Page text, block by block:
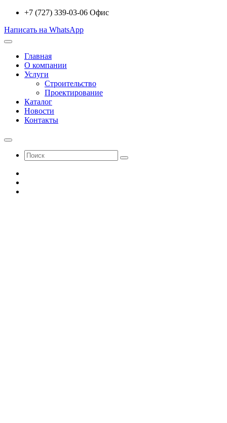
+7 (727) 339-03-06 Офис
Написать на WhatsApp
Главная
О компании
Услуги
Строительство
Проектирование
Каталог
Новости
Контакты